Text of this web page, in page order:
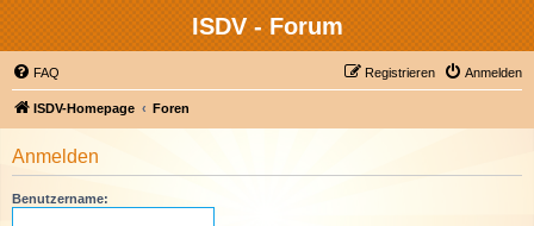
ISDV - Forum
FAQ Anmelden
Registrieren
ISDV-Homepage Foren
Anmelden
Benutzername: